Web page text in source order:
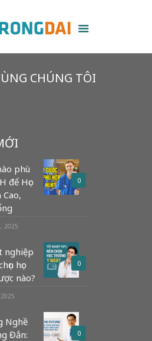
CHÚNG TÔI
0
phù
để Học
2025
0
nghiệp
học
nào?
0
Nghề
Đắn: